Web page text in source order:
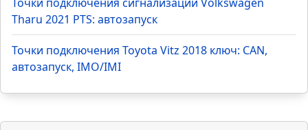
Точки подключения сигнализации Toyota Raize 2021
PTS: CAN, LIN, автозапуск
Точки подключения сигнализации Honda XR-V 2021,
ключ: CAN, LIN, автозапуск